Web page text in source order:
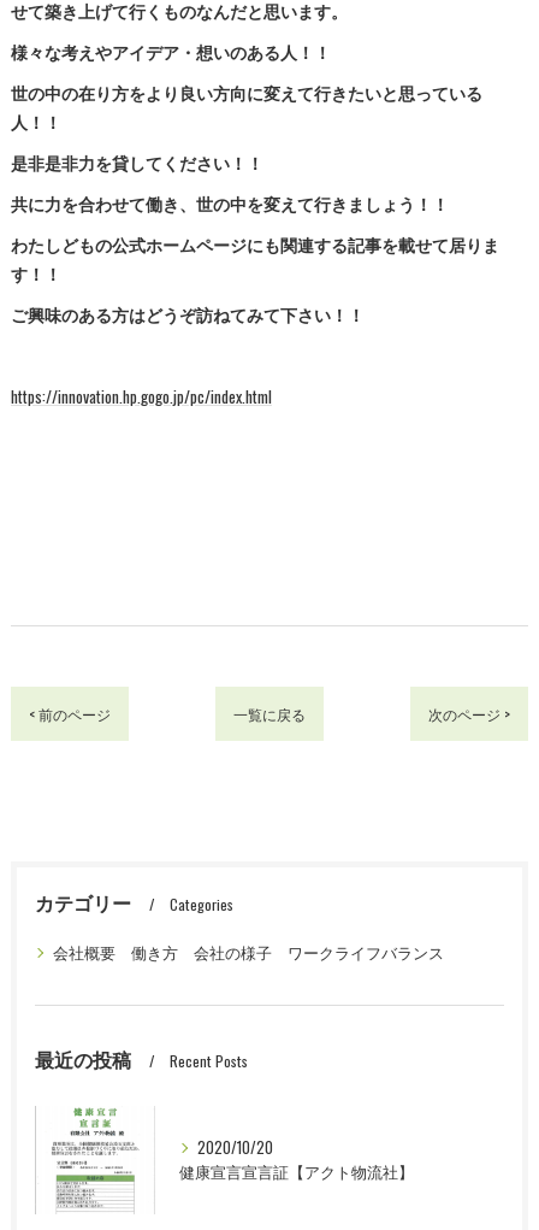
せて築き上げて行くものなんだと思います。
様々な考えやアイデア・想いのある人！！
世の中の在り方をより良い方向に変えて行きたいと思っている
人！！
是非是非力を貸してください！！
共に力を合わせて働き、世の中を変えて行きましょう！！
わたしどもの公式ホームページにも関連する記事を載せて居りま
す！！
ご興味のある方はどうぞ訪ねてみて下さい！！
https://innovation.hp.gogo.jp/pc/index.html
< 前のページ 一覧に戻る 次のページ >
カテゴリー Categories
会社概要 働き方 会社の様子 ワークライフバランス
最近の投稿 Recent Posts
2020/10/20
健康宣言宣言証【アクト物流社】